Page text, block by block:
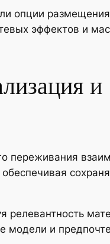
опции
эффектов и
и
переживания
релевантность
модели и